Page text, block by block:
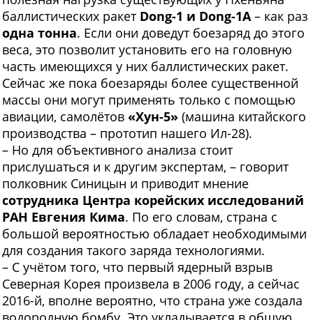
баллистических ракет Dong-1 и Dong-1A– как раз
одна тонна. Если они доведут боезаряд до этого
веса, это позволит установить его на головную
часть имеющихся у них баллистических ракет.
Сейчас же пока боезаряды более существенной
массы они могут применять только с помощью
авиации, самолётов «Хун-5» (машина китайского
производства – прототип нашего Ил-28).
– Но для объективного анализа стоит
прислушаться и к другим экспертам, – говорит
полковник Синицын и приводит мнение
сотрудника Центра корейских исследований
РАН Евгения Кима. По его словам, страна с
большой вероятностью обладает необходимыми
для создания такого заряда технологиями.
– С учётом того, что первый ядерный взрыв
Северная Корея произвела в 2006 году, а сейчас
2016-й, вполне вероятно, что страна уже создала